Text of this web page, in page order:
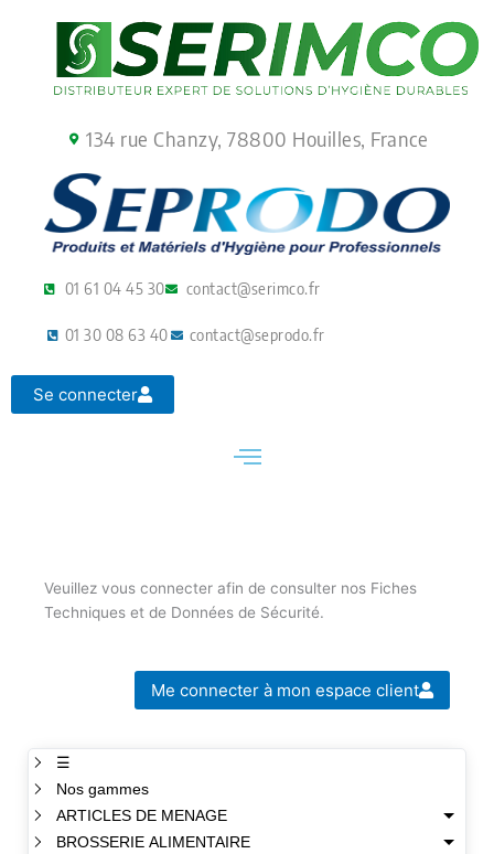
134 rue Chanzy, 78800 Houilles, France
01 61 04 45 30 contact@serimco.fr
01 30 08 63 40 contact@seprodo.fr
Se connecter
Veuillez vous connecter afin de consulter nos Fiches
Techniques et de Données de Sécurité.
Me connecter à mon espace client
☰
Nos gammes
ARTICLES DE MENAGE
BROSSERIE ALIMENTAIRE